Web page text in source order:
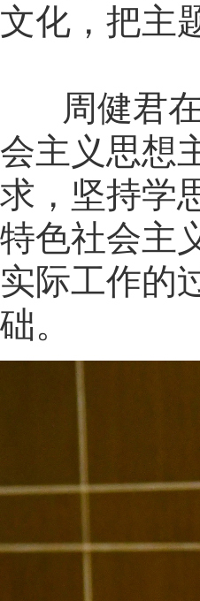
文化，把主
周健君在
会主义思想
求，坚持学
特色社会主
实际工作的
础。